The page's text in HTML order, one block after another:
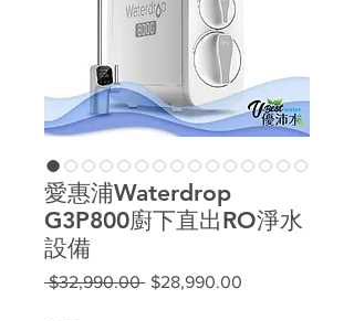
愛惠浦Waterdrop
G3P800廚下直出RO淨水
設備
$32,990.00 一$28,990.00